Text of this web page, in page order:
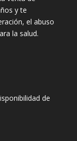
y te
el abuso
la salud.
de